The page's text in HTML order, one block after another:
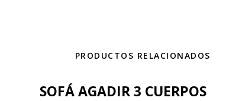
PRODUCTOS RELACIONADOS
SOFÁ AGADIR 3 CUERPOS